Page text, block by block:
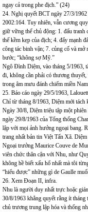
ngay cả trong phe địch.” (24)
24. Nghị quyết BCT ngày 27/3/
2002:164. Tuy nhiên, vẫn cương
giữ vững thế chủ động: 1. đấu tranh
thế kềm kẹp của địch; 4. đẩy mạnh
công tác binh vận; 7. củng cố và
bước; “không sợ Mỹ.”
Ngô Đình Diệm, vào tháng 5/1963,
đi, không cần phải có thương
trong âm mưu đánh chiếm miền
25. Báo cáo ngày 29/5/1963,
Chỉ từ tháng 8/1963, Diệm mới tách
Ngày 30/8, Diệm triệu tập một
ngày 29/8/1963 của Tổng thống
lập với mọi ảnh hưởng ngoại bang.
trang nhất bản tin Việt Tấn Xã.
Ngoại trưởng Maurice Couve de
viên chức thân cận với Nhu, như
không hề biết xấu hổ nhất mà tôi
“hiểu được” những gì de Gaulle
26. Xem Đoạn II, infra.
Nhu là người duy nhất trực hoặc
30/8/1963 khẳng quyết rằng ít
chủ trương trung lập hóa và thống